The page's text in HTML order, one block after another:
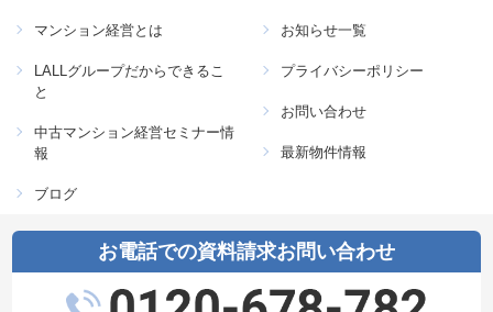
マンション経営とは
LALLグループだからできるこ
と
中古マンション経営セミナー情
報
ブログ
お知らせ一覧
プライバシーポリシー
お問い合わせ
最新物件情報
お電話での資料請求お問い合わせ